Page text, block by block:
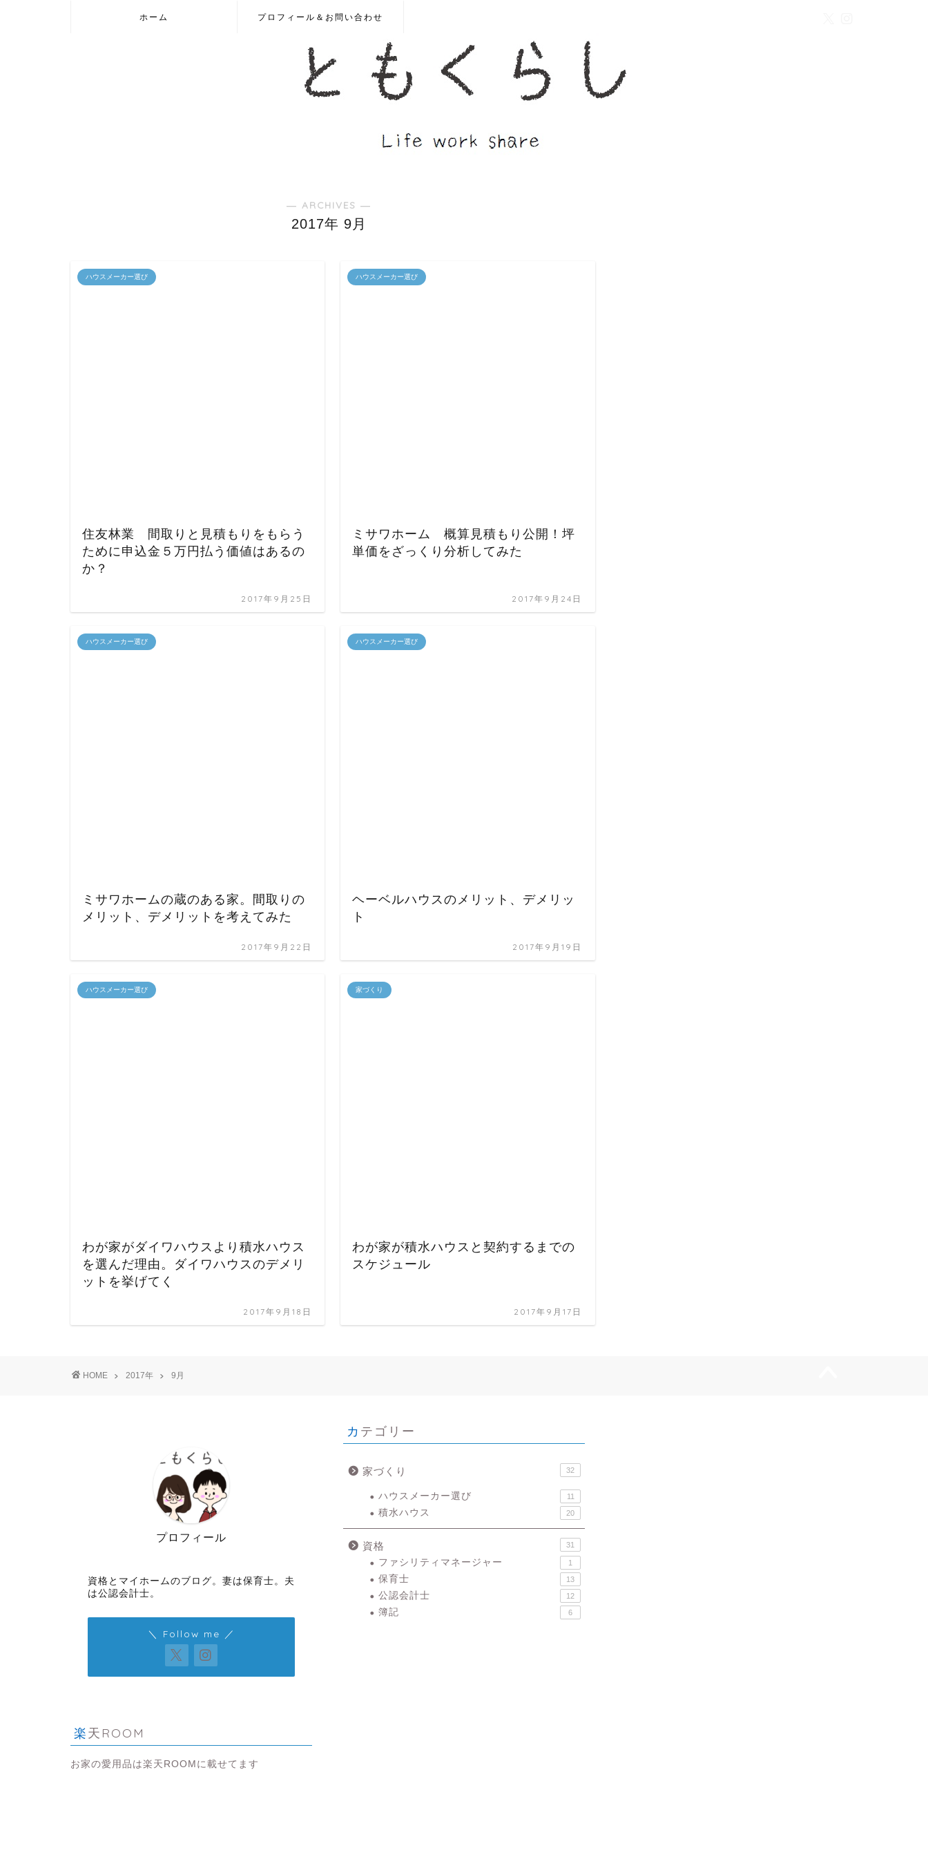
ホーム プロフィール＆お問い合わせ
― ARCHIVES ―
2017年 9月
ハウスメーカー選び
住友林業 間取りと見積もりをもらう
ために申込金５万円払う価値はあるの
か？
2017年9月25日
ハウスメーカー選び
ミサワホーム 概算見積もり公開！坪
単価をざっくり分析してみた
2017年9月24日
ハウスメーカー選び
ミサワホームの蔵のある家。間取りの
メリット、デメリットを考えてみた
2017年9月22日
ハウスメーカー選び
ヘーベルハウスのメリット、デメリッ
ト
2017年9月19日
ハウスメーカー選び
わが家がダイワハウスより積水ハウス
を選んだ理由。ダイワハウスのデメリ
ットを挙げてく
2017年9月18日
家づくり
わが家が積水ハウスと契約するまでの
スケジュール
2017年9月17日
HOME 2017年 9月
プロフィール
資格とマイホームのブログ。妻は保育士。夫
は公認会計士。
＼ Follow me ／
楽天ROOM
お家の愛用品は楽天ROOMに載せてます
カテゴリー
家づくり 32
ハウスメーカー選び 11
積水ハウス 20
資格 31
ファシリティマネージャー 1
保育士 13
公認会計士 12
簿記 6